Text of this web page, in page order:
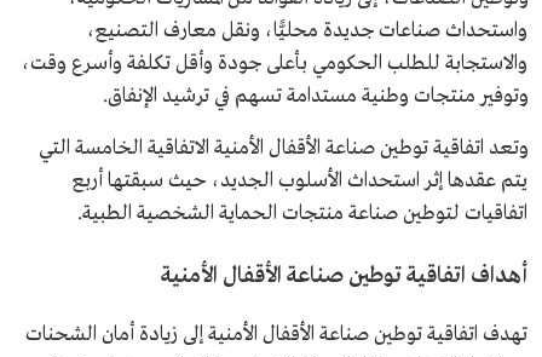
واستحداث صناعات جديدة محليًّا، ونقل معارف التصنيع،
والاستجابة للطلب الحكومي بأعلى جودة وأقل تكلفة وأسرع وقت،
وتوفير منتجات وطنية مستدامة تسهم في ترشيد الإنفاق.
وتعد اتفاقية توطين صناعة الأقفال الأمنية الاتفاقية الخامسة التي
يتم عقدها إثر استحداث الأسلوب الجديد، حيث سبقتها أربع
اتفاقيات لتوطين صناعة منتجات الحماية الشخصية الطبية.
أهداف اتفاقية توطين صناعة الأقفال الأمنية
تهدف اتفاقية توطين صناعة الأقفال الأمنية إلى زيادة أمان الشحنات